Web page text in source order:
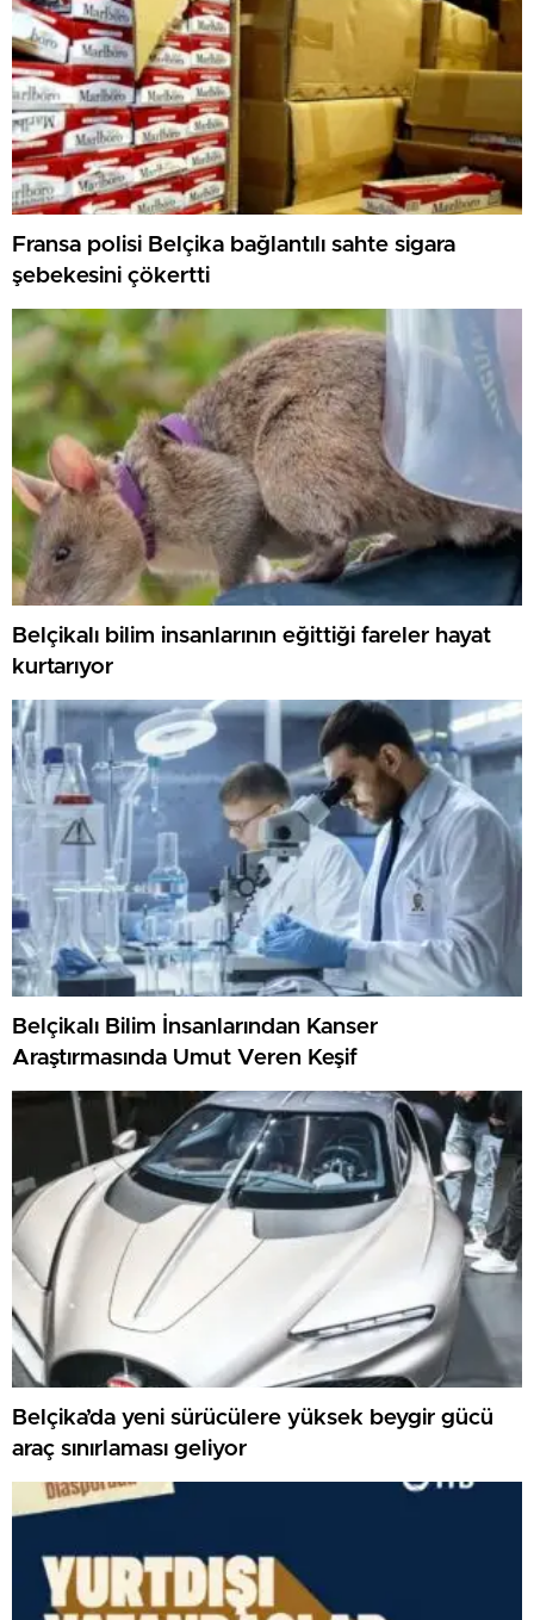
Fransa polisi Belçika bağlantılı sahte sigara
şebekesini çökertti
Belçikalı bilim insanlarının eğittiği fareler hayat
kurtarıyor
Belçikalı Bilim İnsanlarından Kanser
Araştırmasında Umut Veren Keşif
Belçika’da yeni sürücülere yüksek beygir gücü
araç sınırlaması geliyor